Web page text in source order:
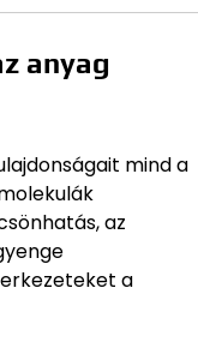
anyag
mind a
az
a